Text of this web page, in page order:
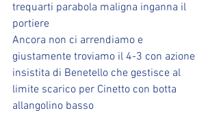
trequarti parabola maligna inganna il
portiere
Ancora non ci arrendiamo e
giustamente troviamo il 4-3 con azione
insistita di Benetello che gestisce al
limite scarico per Cinetto con botta
allangolino basso